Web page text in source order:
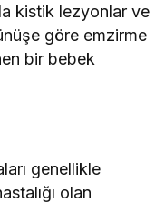
kistik lezyonlar ve
göre emzirme
bir bebek
genellikle
olan